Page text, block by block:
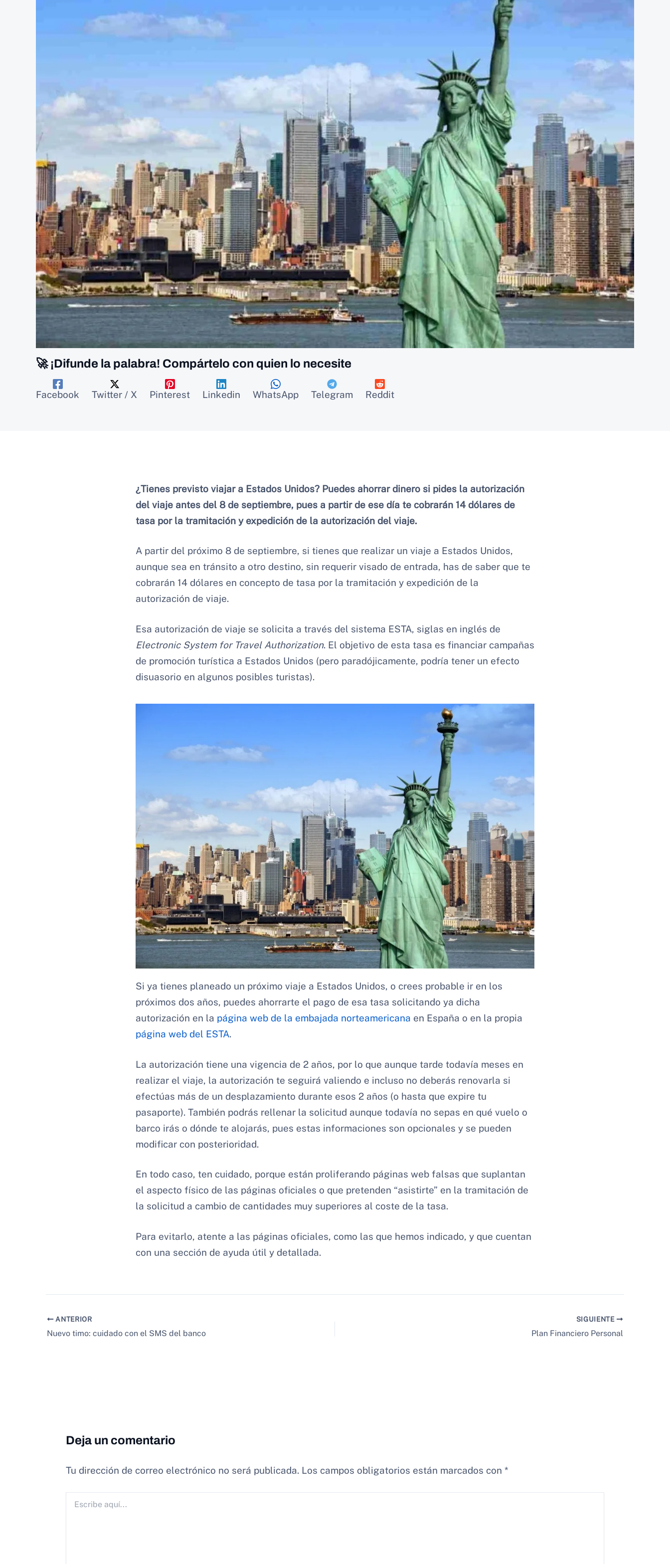
🚀 ¡Difunde la palabra! Compártelo con quien lo necesite
Facebook Twitter / X Pinterest Linkedin WhatsApp Telegram Reddit
¿Tienes previsto viajar a Estados Unidos? Puedes ahorrar dinero si pides la autorización
del viaje antes del 8 de septiembre, pues a partir de ese día te cobrarán 14 dólares de
tasa por la tramitación y expedición de la autorización del viaje.
A partir del próximo 8 de septiembre, si tienes que realizar un viaje a Estados Unidos,
aunque sea en tránsito a otro destino, sin requerir visado de entrada, has de saber que te
cobrarán 14 dólares en concepto de tasa por la tramitación y expedición de la
autorización de viaje.
Esa autorización de viaje se solicita a través del sistema ESTA, siglas en inglés de
Electronic System for Travel Authorization. El objetivo de esta tasa es financiar campañas
de promoción turística a Estados Unidos (pero paradójicamente, podría tener un efecto
disuasorio en algunos posibles turistas).
Si ya tienes planeado un próximo viaje a Estados Unidos, o crees probable ir en los
próximos dos años, puedes ahorrarte el pago de esa tasa solicitando ya dicha
autorización en la página web de la embajada norteamericana en España o en la propia
página web del ESTA.
La autorización tiene una vigencia de 2 años, por lo que aunque tarde todavía meses en
realizar el viaje, la autorización te seguirá valiendo e incluso no deberás renovarla si
efectúas más de un desplazamiento durante esos 2 años (o hasta que expire tu
pasaporte). También podrás rellenar la solicitud aunque todavía no sepas en qué vuelo o
barco irás o dónde te alojarás, pues estas informaciones son opcionales y se pueden
modificar con posterioridad.
En todo caso, ten cuidado, porque están proliferando páginas web falsas que suplantan
el aspecto físico de las páginas oficiales o que pretenden “asistirte” en la tramitación de
la solicitud a cambio de cantidades muy superiores al coste de la tasa.
Para evitarlo, atente a las páginas oficiales, como las que hemos indicado, y que cuentan
con una sección de ayuda útil y detallada.
ANTERIOR
Nuevo timo: cuidado con el SMS del banco
SIGUIENTE
Plan Financiero Personal
Deja un comentario
Tu dirección de correo electrónico no será publicada. Los campos obligatorios están marcados con *
aquí...